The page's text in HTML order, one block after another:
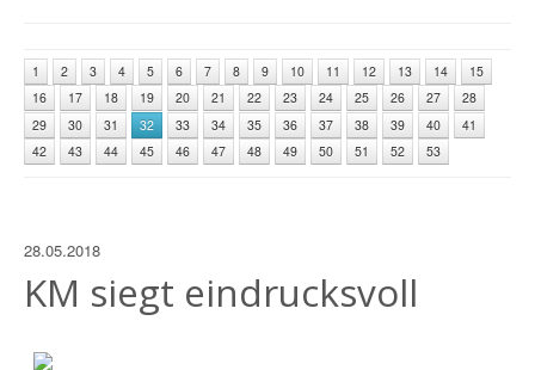
1 2 3 4 5 6 7 8 9 10 11 12 13 14
15
16
17 18 19 20 21 22 23 24 25 26 27
28
29
30 31 32 33 34 35 36 37 38 39 40
41
42
43 44 45 46 47 48 49 50 51 52 53
28.05.2018
KM siegt eindrucksvoll